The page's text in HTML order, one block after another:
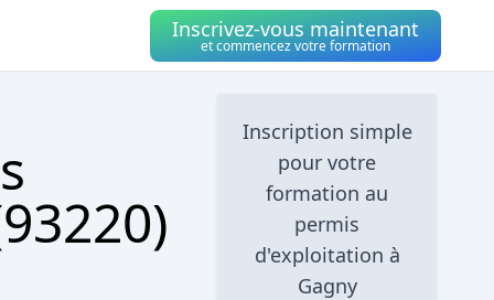
Inscrivez-vous maintenant
et commencez votre formation
Inscription simple
pour votre
formation au
permis
d'exploitation à
Gagny